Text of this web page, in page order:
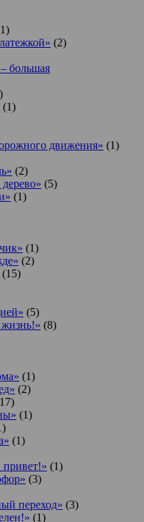
(2)
большая
(1)
движения» (1)
(2)
(5)
(1)
(1)
(2)
(15)
(5)
(8)
(1)
(2)
(1)
(1)
привет!» (1)
(3)
переход» (3)
(1)